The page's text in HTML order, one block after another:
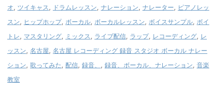
オ, ツイキャス, ドラムレッスン, ナレーション, ナレーター, ピアノレッ
スン, ヒップホップ, ボーカル, ボーカルレッスン, ボイスサンプル, ボイ
トレ, マスタリング, ミックス, ライブ配信, ラップ, レコーディング, レ
ッスン, 名古屋, 名古屋 レコーディング 録音 スタジオ ボーカル ナレー
ション, 歌ってみた, 配信, 録音、 , 録音、ボーカル、ナレーション, 音楽
教室